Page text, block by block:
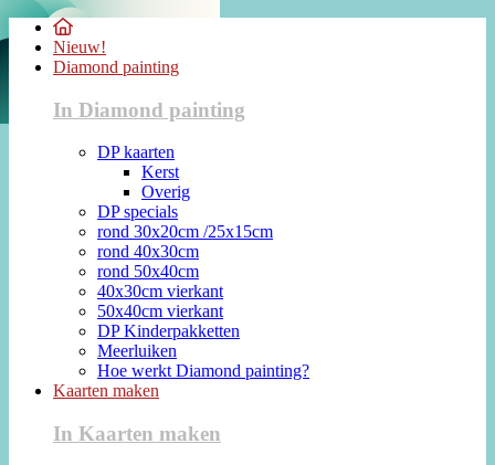
Nieuw!
Diamond painting
In Diamond painting
DP kaarten
Kerst
Overig
DP specials
rond 30x20cm /25x15cm
rond 40x30cm
rond 50x40cm
40x30cm vierkant
50x40cm vierkant
DP Kinderpakketten
Meerluiken
Hoe werkt Diamond painting?
Kaarten maken
In Kaarten maken